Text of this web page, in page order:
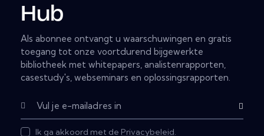
Hub
Als abonnee ontvangt u waarschuwingen en gratis
toegang tot onze voortdurend bijgewerkte
bibliotheek met whitepapers, analistenrapporten,
casestudy's, webseminars en oplossingsrapporten.
Subscribe
Ik ga akkoord met de Privacybeleid.